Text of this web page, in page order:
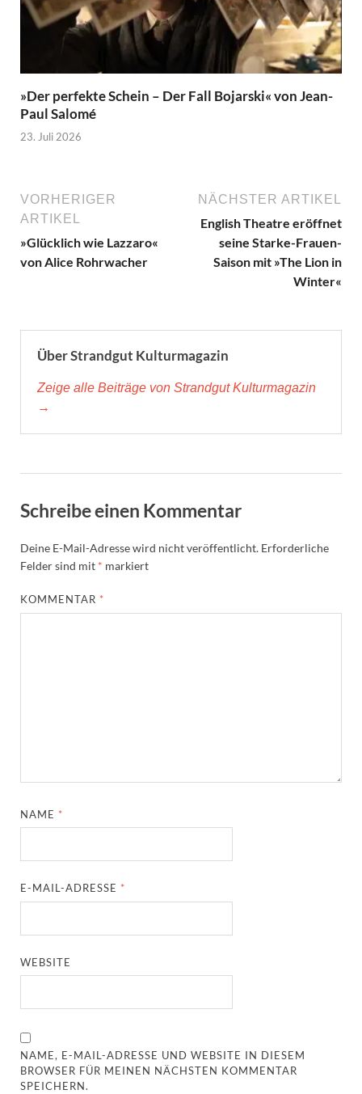
»Der perfekte Schein – Der Fall Bojarski« von Jean-
Paul Salomé
23. Juli 2026
VORHERIGER
ARTIKEL
»Glücklich wie Lazzaro«
von Alice Rohrwacher
NÄCHSTER ARTIKEL
English Theatre eröffnet
seine Starke-Frauen-
Saison mit »The Lion in
Winter«
Über Strandgut Kulturmagazin
Zeige alle Beiträge von Strandgut Kulturmagazin
→
Schreibe einen Kommentar
Deine E-Mail-Adresse wird nicht veröffentlicht. Erforderliche
Felder sind mit * markiert
KOMMENTAR *
NAME *
E-MAIL-ADRESSE *
WEBSITE
NAME, E-MAIL-ADRESSE UND WEBSITE IN DIESEM
BROWSER FÜR MEINEN NÄCHSTEN KOMMENTAR
SPEICHERN.